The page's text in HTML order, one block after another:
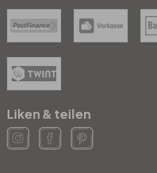
Liken & teilen